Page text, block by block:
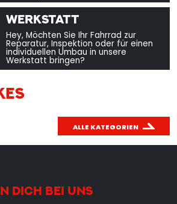
WERKSTATT
Hey, Möchten Sie Ihr Fahrrad zur
Reparatur, Inspektion oder für einen
individuellen Umbau in unsere
Werkstatt bringen?
ALLE KATEGORIEN
DICH BEI UNS